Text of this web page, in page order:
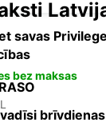
savas
bez maksas